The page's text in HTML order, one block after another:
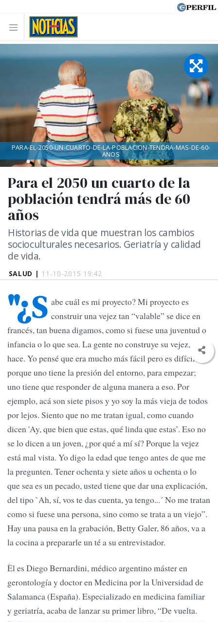
SALUD | 11-10-2015 19:42
Para el 2050 un cuarto de la
población tendrá más de 60
años
Historias de vida que muestran los cambios
socioculturales necesarios. Geriatría y calidad
de vida.
PARA-EL-2050-UN-CUARTO-DE-LA-POBLACION-TENDRA-MAS-DE-60-
ANOS
"¿S abe cuál es mi proyecto? Mi proyecto es
construir una vejez tan “valable” se dice en
francés, tan buena digamos, como si fuese una juventud o
infancia o lo que sea. La gente no construye su vejez, no lo
hace. Yo pensé que era mucho más fácil pero es difícil,
porque uno tiene la presión del entorno, para empezar;
uno tiene que responder de alguna manera a eso. Por
ejemplo, acá son siete pisos y yo soy la más vieja de todos
por lejos. Siento que no me tratan igual, como cuando
dicen 'Ay, que bien que estas, qué linda que estas’. Eso no
se lo dicen a un joven, ¿por qué a mí sí? Porque la vejez
está mal vista. Yo digo la edad que tengo antes de que me
la pregunten. Tener ochenta y siete años u ochenta o lo
que sea es un pecado, usted tiene que dar una explicación,
del tipo `Ah, sí, vos te das cuenta, ya tengo...´ No me tratan
como si fuese una persona, sino como se trata a un viejo”.
Hay una pausa en la grabación, Betty Galer, 86 años, va a
la cocina a prepararle un té a su entrevistador.
Èl es Diego Bernardini, médico argentino máster en
gerontología y doctor en Medicina por la Universidad de
Salamanca (España). Especializado en medicina familiar
y geriatría, acaba de lanzar su primer libro, “De vuelta.